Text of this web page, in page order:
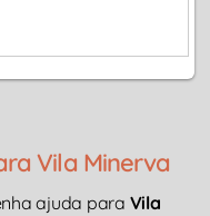
Vila Minerva
ajuda para Vila